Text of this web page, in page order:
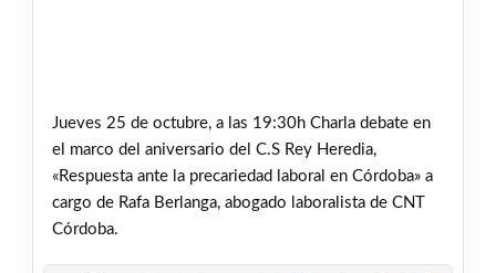
Jueves 25 de octubre, a las 19:30h Charla debate en
el marco del aniversario del C.S Rey Heredia,
«Respuesta ante la precariedad laboral en Córdoba» a
cargo de Rafa Berlanga, abogado laboralista de CNT
Córdoba.